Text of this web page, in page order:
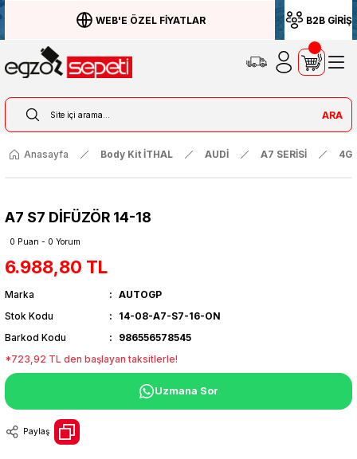
WEB'E ÖZEL FİYATLAR B2B GİRİŞ
ARA
Anasayfa Body Kit İTHAL AUDİ A7 SERİSİ 4G
A7 S7 DİFÜZÖR 14-18
0 Puan - 0 Yorum
6.988,80 TL
Marka
AUTOGP
Stok Kodu
14-08-A7-S7-16-ON
Barkod Kodu
986556578545
*723,92 TL den başlayan taksitlerle!
Uzmana Sor
Paylaş